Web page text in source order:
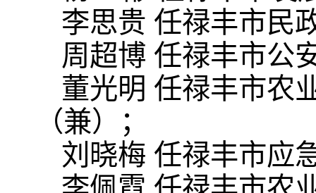
李思贵 任禄丰市民
周超博 任禄丰市公
董光明 任禄丰市农
（兼）；
刘晓梅 任禄丰市应